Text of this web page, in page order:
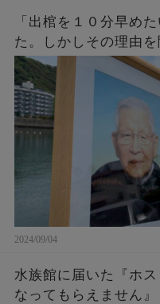
「出棺を１０分早め
た。しかしその理由
い・・・
2024/09/04
水族館に届いた『ホ
なってもらえません